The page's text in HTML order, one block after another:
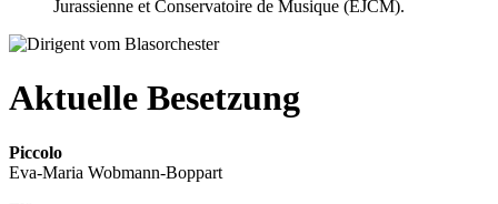
Jurassienne et Conservatoire de Musique (EJCM).
Aktuelle Besetzung
Piccolo
Eva-Maria Wobmann-Boppart